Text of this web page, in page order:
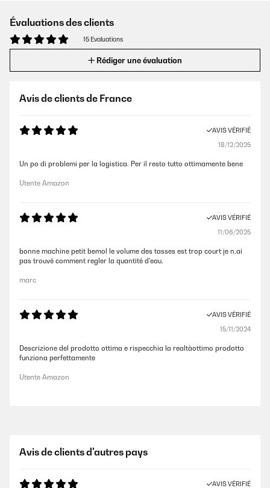
Évaluations des clients
15 Evaluations
Rédiger une évaluation
Avis de clients de France
AVIS VÉRIFIÉ
18/12/2025
Un po di problemi per la logistica. Per il resto tutto ottimamente bene
Utente Amazon
AVIS VÉRIFIÉ
11/06/2025
bonne machine petit bemol le volume des tasses est trop court je n,ai
pas trouvé comment regler la quantité d'eau.
marc
AVIS VÉRIFIÉ
15/11/2024
Descrizione del prodotto ottima e rispecchia la realtàottimo prodotto
funziona perfettamente
Utente Amazon
Avis de clients d'autres pays
AVIS VÉRIFIÉ